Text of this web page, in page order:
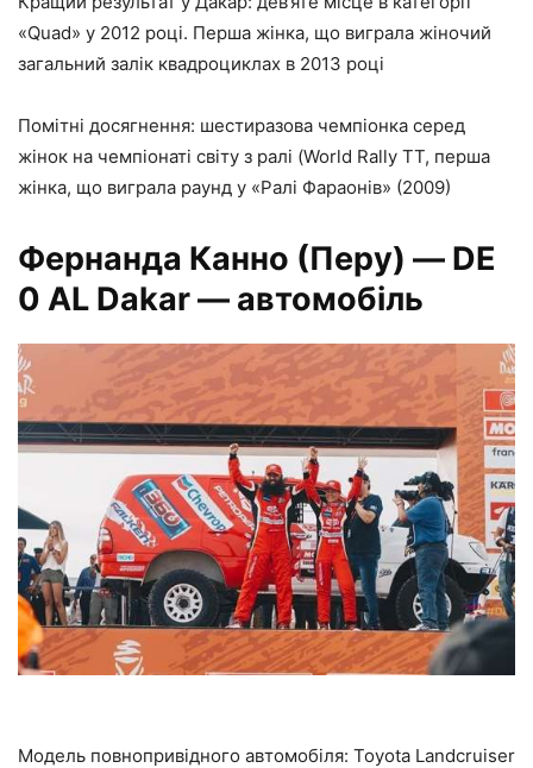
«Quad» у 2012 році. Перша жінка, що виграла жіночий
загальний залік квадроциклах в 2013 році
Помітні досягнення: шестиразова чемпіонка серед
жінок на чемпіонаті світу з ралі (World Rally TT, перша
жінка, що виграла раунд у «Ралі Фараонів» (2009)
Фернанда Канно (Перу) — DE
0 AL Dakar — автомобіль
Модель повнопривідного автомобіля: Toyota Landcruiser